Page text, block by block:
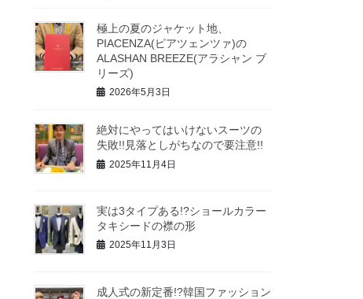
極上の夏のジャケット地、
PIACENZA(ピアツェンツァ)の
ALASHAN BREEZE(アラシャン ブ
リーズ)
2026年5月3日
絶対にやってはいけないスーツの
失敗!!見落としがちなので要注意!!
2025年11月4日
実は3タイプある!?ショールカラー
タキシードの襟の形
2025年11月3日
成人式の新定番!?韓国ファッション